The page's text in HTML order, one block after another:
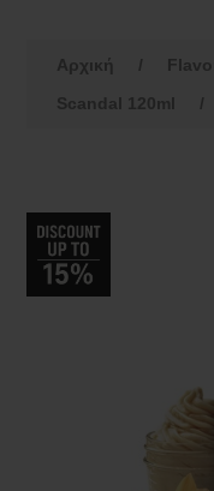
Αρχική /
Scandal 120ml
/